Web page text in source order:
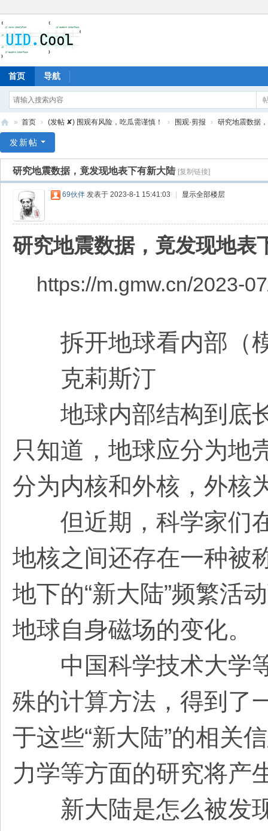
首页 导航
爱
» 首页 › (发帖 ✘) 围观有风险，吃瓜需谨慎！ › 围观·剪报 › 研究地震数据
发新帖
研究地震数据，竟发现地表下有新大陆 [复制链接]
69伙伴 发表于 2023-8-1 15:41:03 显示全部楼层
研究地震数据，竟发现地表
https://m.gmw.cn/2023-
拆开地球看内部（
克莉斯汀
地球内部结构到底长
只知道，地球应分为地
分为内核和外核，外核
但近期，科学家们在
地核之间还存在一种被
地下的“新大陆”频繁活
地球自身磁场的变化。
中国科学技术大学等
殊的计算方法，得到了
于这些“新大陆”的相关
力学等方面的研究将产
新大陆是怎么被发